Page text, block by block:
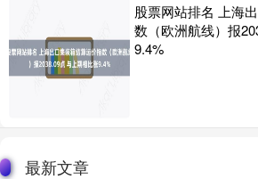
股票网站排名 上海
数（欧洲航线）报
9.4%
最新文章